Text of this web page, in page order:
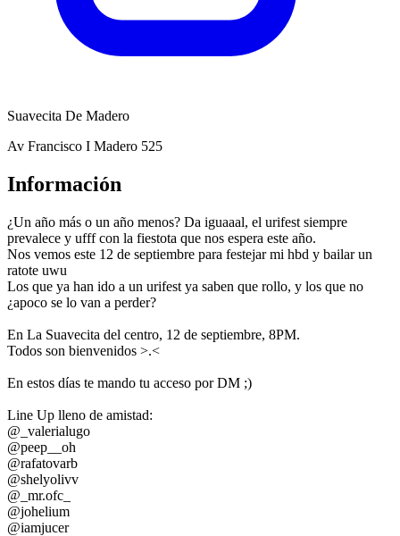
Suavecita De Madero
Av Francisco I Madero 525
Información
¿Un año más o un año menos? Da iguaaal, el urifest siempre
prevalece y ufff con la fiestota que nos espera este año.
Nos vemos este 12 de septiembre para festejar mi hbd y bailar un
ratote uwu
Los que ya han ido a un urifest ya saben que rollo, y los que no
¿apoco se lo van a perder?
En La Suavecita del centro, 12 de septiembre, 8PM.
Todos son bienvenidos >.<
En estos días te mando tu acceso por DM ;)
Line Up lleno de amistad:
@_valerialugo
@peep__oh
@rafatovarb
@shelyolivv
@_mr.ofc_
@johelium
@iamjucer